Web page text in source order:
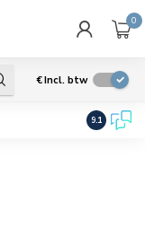
0
€Incl. btw
Wij
9.1